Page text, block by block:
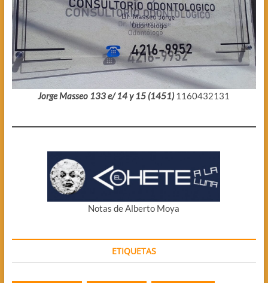
Jorge Masseo 133 e/ 14 y 15 (1451) 1160432131
Notas de Alberto Moya
ETIQUETAS